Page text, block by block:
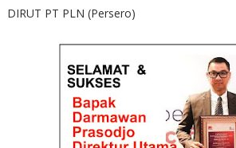
DIRUT PT PLN (Persero)